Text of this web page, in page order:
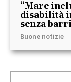
“Mare
disabilità
senza
Buone notizie